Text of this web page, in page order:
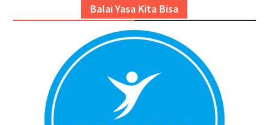
Balai Yasa Kita Bisa